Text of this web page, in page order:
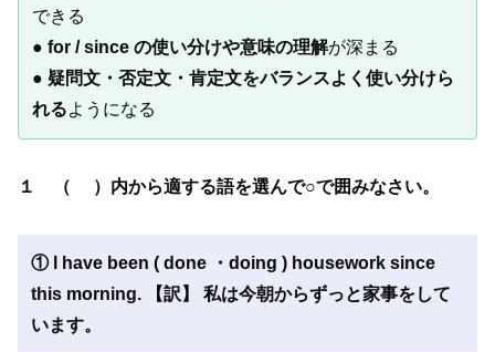
できる
● for / since の使い分けや意味の理解が深まる
● 疑問文・否定文・肯定文をバランスよく使い分けら
れるようになる
１ （ ）内から適する語を選んで○で囲みなさい。
① I have been ( done ・doing ) housework since
this morning. 【訳】 私は今朝からずっと家事をして
います。